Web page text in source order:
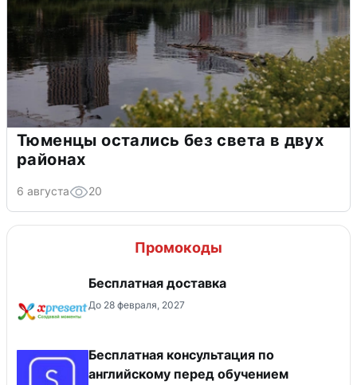
Тюменцы остались без света в двух
районах
6 августа 20
Промокоды
Бесплатная доставка
До 28 февраля, 2027
Бесплатная консультация по
английскому перед обучением